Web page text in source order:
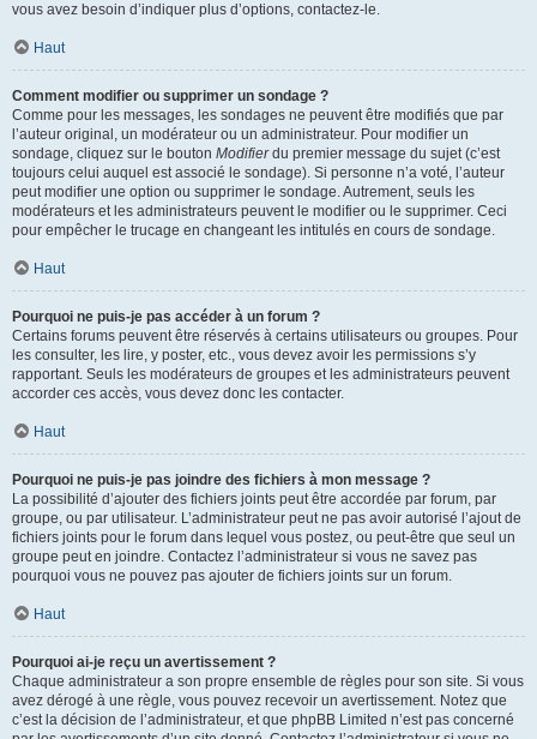
vous avez besoin d’indiquer plus d’options, contactez-le.
Haut
Comment modifier ou supprimer un sondage ?
Comme pour les messages, les sondages ne peuvent être modifiés que par
l’auteur original, un modérateur ou un administrateur. Pour modifier un
sondage, cliquez sur le bouton Modifierdu premier message du sujet (c’est
toujours celui auquel est associé le sondage). Si personne n’a voté, l’auteur
peut modifier une option ou supprimer le sondage. Autrement, seuls les
modérateurs et les administrateurs peuvent le modifier ou le supprimer. Ceci
pour empêcher le trucage en changeant les intitulés en cours de sondage.
Haut
Pourquoi ne puis-je pas accéder à un forum ?
Certains forums peuvent être réservés à certains utilisateurs ou groupes. Pour
les consulter, les lire, y poster, etc., vous devez avoir les permissions s’y
rapportant. Seuls les modérateurs de groupes et les administrateurs peuvent
accorder ces accès, vous devez donc les contacter.
Haut
Pourquoi ne puis-je pas joindre des fichiers à mon message ?
La possibilité d’ajouter des fichiers joints peut être accordée par forum, par
groupe, ou par utilisateur. L’administrateur peut ne pas avoir autorisé l’ajout de
fichiers joints pour le forum dans lequel vous postez, ou peut-être que seul un
groupe peut en joindre. Contactez l’administrateur si vous ne savez pas
pourquoi vous ne pouvez pas ajouter de fichiers joints sur un forum.
Haut
Pourquoi ai-je reçu un avertissement ?
Chaque administrateur a son propre ensemble de règles pour son site. Si vous
avez dérogé à une règle, vous pouvez recevoir un avertissement. Notez que
c’est la décision de l’administrateur, et que phpBB Limited n’est pas concerné